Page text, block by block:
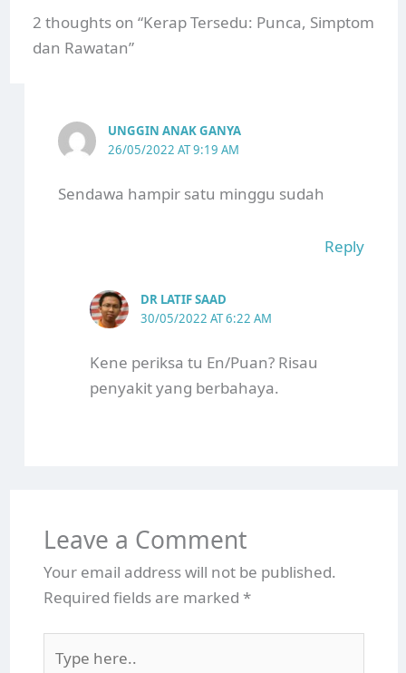
2 thoughts on “Kerap Tersedu: Punca, Simptom
dan Rawatan”
UNGGIN ANAK GANYA
26/05/2022 AT 9:19 AM
Sendawa hampir satu minggu sudah
Reply
DR LATIF SAAD
30/05/2022 AT 6:22 AM
Kene periksa tu En/Puan? Risau
penyakit yang berbahaya.
Leave a Comment
Your email address will not be published.
Required fields are marked *